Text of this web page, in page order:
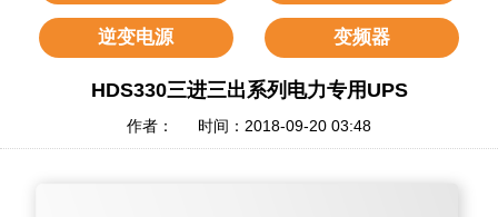
逆变电源 变频器
HDS330三进三出系列电力专用UPS
作者： 时间：2018-09-20 03:48